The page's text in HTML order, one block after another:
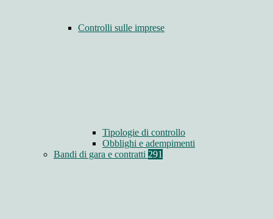
Controlli sulle imprese
Tipologie di controllo
Obblighi e adempimenti
Bandi di gara e contratti 291